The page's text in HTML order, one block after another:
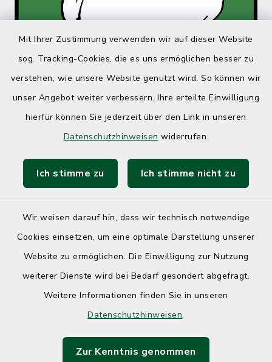
Mit Ihrer Zustimmung verwenden wir auf dieser Website
sog. Tracking-Cookies, die es uns ermöglichen besser zu
verstehen, wie unsere Website genutzt wird. So können wir
unser Angebot weiter verbessern. Ihre erteilte Einwilligung
hierfür können Sie jederzeit über den Link in unseren
Datenschutzhinweisen widerrufen.
Ich stimme zu Ich stimme nicht zu
Wir weisen darauf hin, dass wir technisch notwendige
Cookies einsetzen, um eine optimale Darstellung unserer
Website zu ermöglichen. Die Einwilligung zur Nutzung
weiterer Dienste wird bei Bedarf gesondert abgefragt.
Weitere Informationen finden Sie in unseren
Datenschutzhinweisen.
Zur Kenntnis genommen
Barrierefreiheit